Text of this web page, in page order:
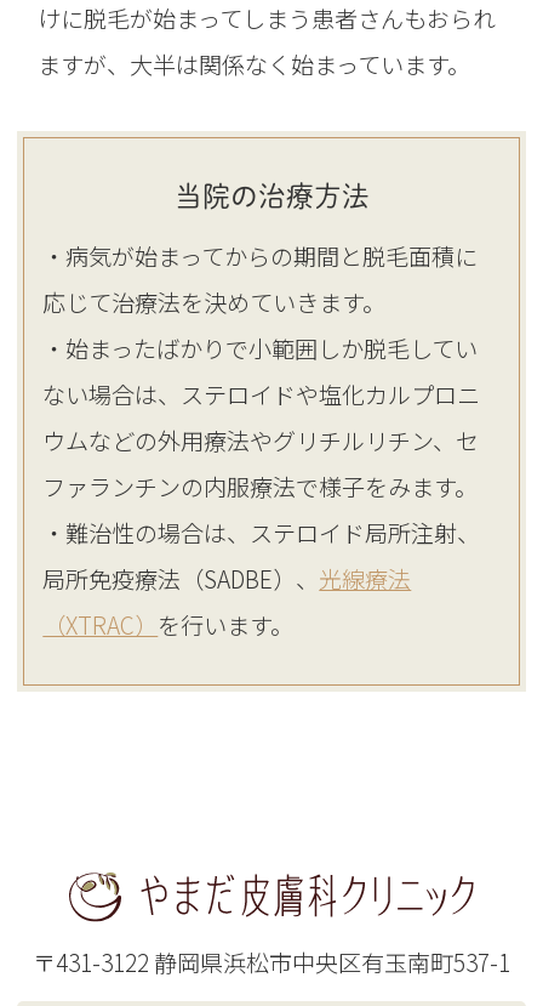
けに脱毛が始まってしまう患者さんもおられ
ますが、大半は関係なく始まっています。
当院の治療方法
・病気が始まってからの期間と脱毛面積に
応じて治療法を決めていきます。
・始まったばかりで小範囲しか脱毛してい
ない場合は、ステロイドや塩化カルプロニ
ウムなどの外用療法やグリチルリチン、セ
ファランチンの内服療法で様子をみます。
・難治性の場合は、ステロイド局所注射、
局所免疫療法（SADBE）、 光線療法
（XTRAC） を行います。
〒431-3122 静岡県浜松市中央区有玉南町537-1